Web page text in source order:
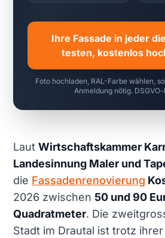
Ihre Fassade in jeder
testen, kostenlos
Foto hochladen, RAL-Farbe wählen,
Anmeldung nötig.
Laut Wirtschaftskammer
Landesinnung Maler und
die Fassadenrenovierung
2026 zwischen 50 und 90
Quadratmeter. Die
Stadt im Drautal ist trotz ihrer